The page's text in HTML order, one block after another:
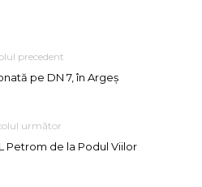
precedent
pe DN 7, în Argeș
următor
Petrom de la Podul Viilor